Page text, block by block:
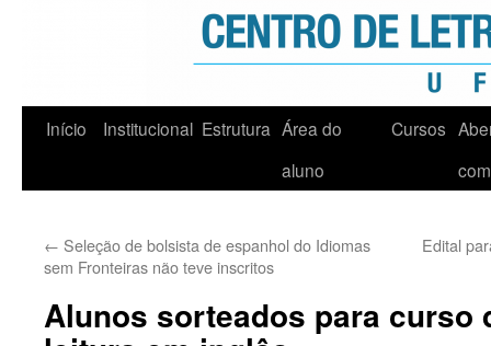
Início Institucional Estrutura Área do
aluno
Cursos
← Seleção de bolsista de espanhol do Idiomas
sem Fronteiras não teve inscritos
Edital
Alunos sorteados para curso